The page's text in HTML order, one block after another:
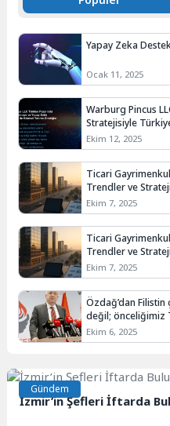
Yapay Zeka
Ocak 11, 2025
Warburg Pincus
Stratejisiyle
Ekim 12, 2025
Ticari
Trendler ve
Ekim 7, 2025
Ticari
Trendler ve
Ekim 7, 2025
Özdağ’dan Filistin
değil; önceliğimiz
“ertesi gün”
Ekim 6, 2025
Gündem
İzmir’in Şefleri İftarda